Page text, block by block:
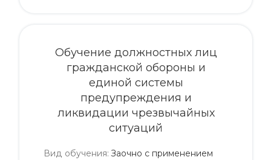
Обучение должностных лиц
гражданской обороны и
единой системы
предупреждения и
ликвидации чрезвычайных
ситуаций
Вид обучения: Заочно с применением